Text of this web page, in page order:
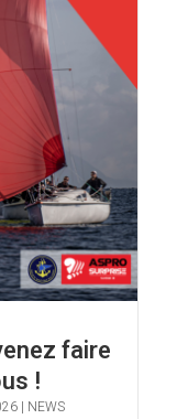
faire
!
| NEWS